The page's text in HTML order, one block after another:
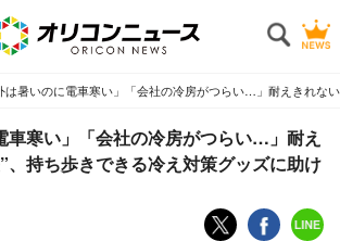
は暑いのに電車寒い」「会社の冷房がつらい…」耐えきれな
車寒い」「会社の冷房がつらい…」耐え
、持ち歩きできる冷え対策グッズに助け